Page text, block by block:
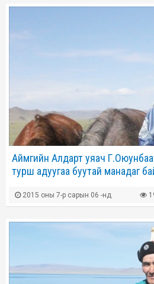
Аймгийн Алдарт уяач
турш адуугаа буутай манадаг
2015 оны 7-р сарын 06 -нд